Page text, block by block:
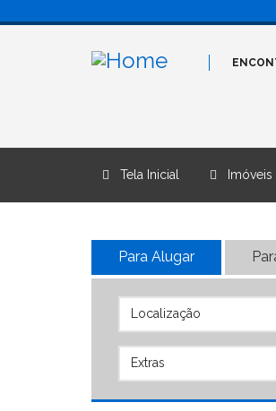
Tela Inicial Imóveis
Para Alugar